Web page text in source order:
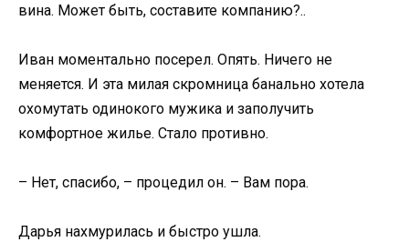
вина. Может быть, составите компанию?..
Иван моментально посерел. Опять. Ничего не
меняется. И эта милая скромница банально хотела
охомутать одинокого мужика и заполучить
комфортное жилье. Стало противно.
– Нет, спасибо, – процедил он. – Вам пора.
Дарья нахмурилась и быстро ушла.